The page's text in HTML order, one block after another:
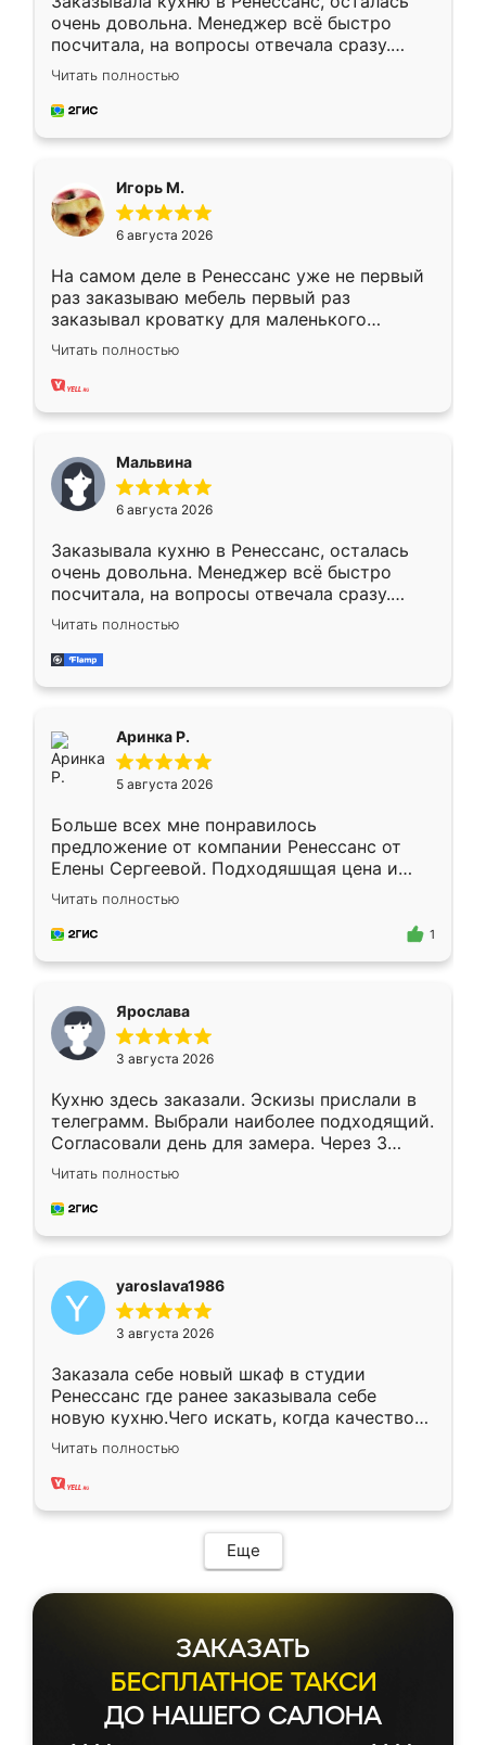
очень довольна. Менеджер всё быстро
посчитала, на вопросы отвечала сразу.
Замерщик приехал в субботу, подошёл к
делу со всей ответственностью. Собрали
за день, ребята работали аккуратно, даже
Читать полностью
Игорь М.
6 августа 2026
На самом деле в Ренессанс уже не первый
раз заказываю мебель первый раз
заказывал кроватку для маленького
ребёнка при его рождении ,во второй раз
заказал шкаф-купе. По качеству очень
хорошее сборка достаточно быстрая,
меньше, здесь же он более разнообразный.
Мне нравится ,если что-то потребуется из
мебели буду заказывать только здесь.
Читать полностью
Мальвина
6 августа 2026
Заказывала кухню в Ренессанс, осталась
очень довольна. Менеджер всё быстро
посчитала, на вопросы отвечала сразу.
Замерщик приехал в субботу, подошёл к
делу со всей ответственностью. Собрали
за день, ребята работали аккуратно, даже
Читать полностью
Аринка Р.
5 августа 2026
Больше всех мне понравилось
предложение от компании Ренессанс от
Елены Сергеевой. Подходяшщая цена и
короткие сроки изготовления. Приехавший
для замера сотрудник Владислав
предложил по моему эскизу самый
Читать полностью
1
Ярослава
3 августа 2026
Кухню здесь заказали. Эскизы прислали в
телеграмм. Выбрали наиболее подходящий.
Согласовали день для замера. Через 3
недели кухня была уже готова. Остались
довольны работой. Спасибо Ренессанс
мебель за качественную работу!
Читать полностью
yaroslava1986
3 августа 2026
Заказала себе новый шкаф в студии
Ренессанс где ранее заказывала себе
новую кухню.Чего искать, когда качеством
вполне довольна. Служит кухня уже почти
два года, нареканий нет.
Читать полностью
Еще
ЗАКАЗАТЬ
БЕСПЛАТНОЕ ТАКСИ
ДО НАШЕГО САЛОНА